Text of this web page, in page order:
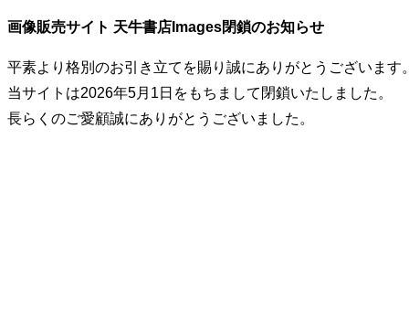
画像販売サイト 天牛書店Images閉鎖のお知らせ
平素より格別のお引き立てを賜り誠にありがとうございます
当サイトは2026年5月1日をもちまして閉鎖いたしました。
長らくのご愛顧誠にありがとうございました。